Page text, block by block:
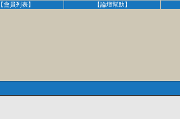
【會員列表】 【論壇幫助】